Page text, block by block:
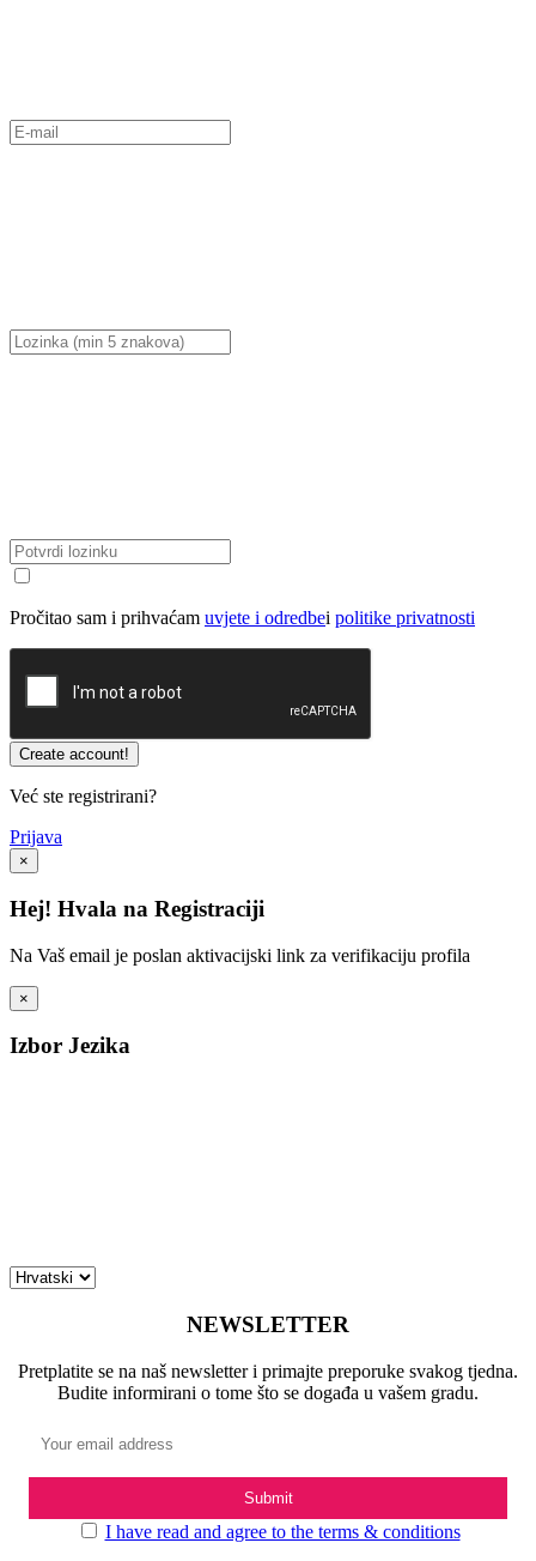
Pročitao sam i prihvaćam uvjete i odredbei politike privatnosti
Već ste registrirani?
Prijava
×
Hej! Hvala na Registraciji
Na Vaš email je poslan aktivacijski link za verifikaciju profila
×
Izbor Jezika
NEWSLETTER
Pretplatite se na naš newsletter i primajte preporuke svakog tjedna.
Budite informirani o tome što se događa u vašem gradu.
I have read and agree to the terms & conditions